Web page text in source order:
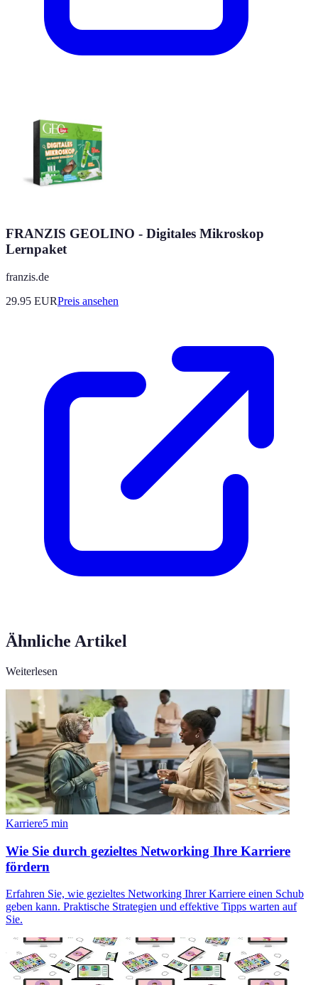
FRANZIS GEOLINO - Digitales Mikroskop
Lernpaket
franzis.de
29.95 EURPreis ansehen
Ähnliche Artikel
Weiterlesen
Karriere5 min
Wie Sie durch gezieltes Networking Ihre Karriere
fördern
Erfahren Sie, wie gezieltes Networking Ihrer Karriere einen Schub
geben kann. Praktische Strategien und effektive Tipps warten auf
Sie.